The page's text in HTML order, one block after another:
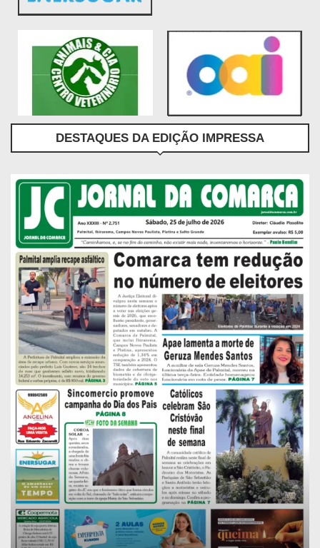
DESTAQUES DA EDIÇÃO IMPRESSA